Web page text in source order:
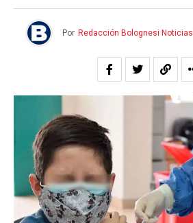
Por Redacción Bolognesi Noticias